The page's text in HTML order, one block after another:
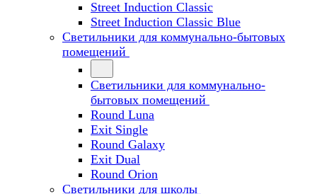
Street Induction Classic
Street Induction Classic Blue
Светильники для коммунально-бытовых
помещений
Светильники для коммунально-
бытовых помещений
Round Luna
Exit Single
Round Galaxy
Exit Dual
Round Orion
Светильники для школы